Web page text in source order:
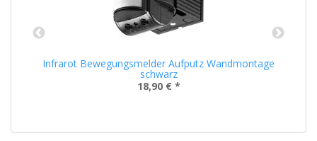
Infrarot Bewegungsmelder Aufputz Wandmontage
schwarz
18,90 € *